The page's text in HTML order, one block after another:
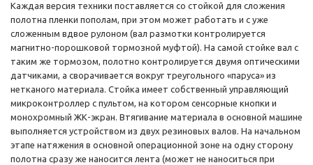
Каждая версия техники поставляется со стойкой для сложения
полотна пленки пополам, при этом может работать и с уже
сложенным вдвое рулоном (вал размотки контролируется
магнитно-порошковой тормозной муфтой). На самой стойке вал с
таким же тормозом, полотно контролируется двумя оптическими
датчиками, а сворачивается вокруг треугольного «паруса» из
нетканого материала. Стойка имеет собственный управляющий
микроконтроллер с пультом, на котором сенсорные кнопки и
монохромный ЖК-экран. Втягивание материала в основной машине
выполняется устройством из двух резиновых валов. На начальном
этапе натяжения в основной операционной зоне на одну сторону
полотна сразу же наносится лента (может не наноситься при